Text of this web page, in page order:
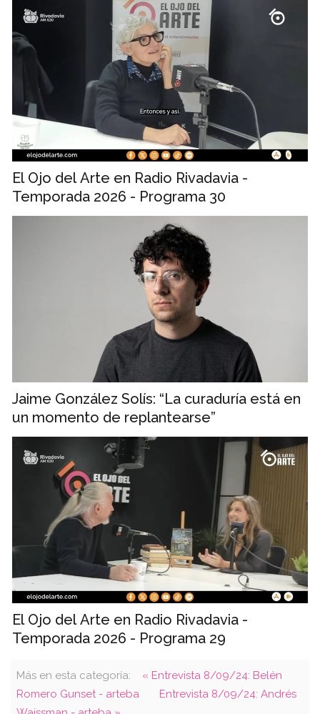
El Ojo del Arte en Radio Rivadavia -
Temporada 2026 - Programa 30
Jaime González Solís: “La curaduría está en
un momento de replantearse”
El Ojo del Arte en Radio Rivadavia -
Temporada 2026 - Programa 29
Más en esta categoría:
« Entrevista 8/09/24: Belén
Romero Gunset - arteba
Entrevista 8/09/24: Andrés